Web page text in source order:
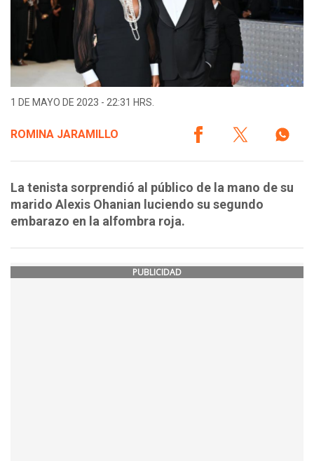
1 DE MAYO DE 2023 - 22:31 HRS.
ROMINA JARAMILLO
La tenista sorprendió al público de la mano de su
marido Alexis Ohanian luciendo su segundo
embarazo en la alfombra roja.
PUBLICIDAD